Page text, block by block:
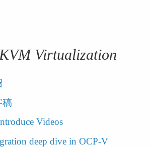
Virtualization
稿
Videos
deep dive in OCP-V